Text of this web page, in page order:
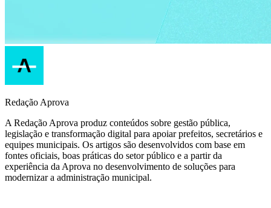
Redação Aprova
A Redação Aprova produz conteúdos sobre gestão pública,
legislação e transformação digital para apoiar prefeitos, secretários e
equipes municipais. Os artigos são desenvolvidos com base em
fontes oficiais, boas práticas do setor público e a partir da
experiência da Aprova no desenvolvimento de soluções para
modernizar a administração municipal.